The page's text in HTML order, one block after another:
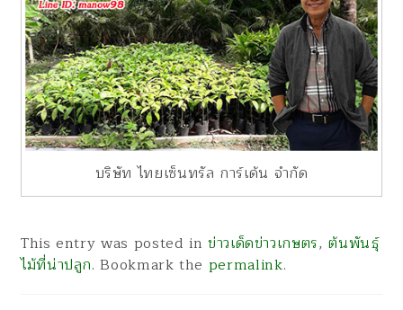
บริษัท ไทยเซ็นทรัล การ์เด้น จำกัด
This entry was posted in ข่าวเด็ดข่าวเกษตร,ต้นพันธุ์
ไม้ที่น่าปลูก. Bookmark the permalink.